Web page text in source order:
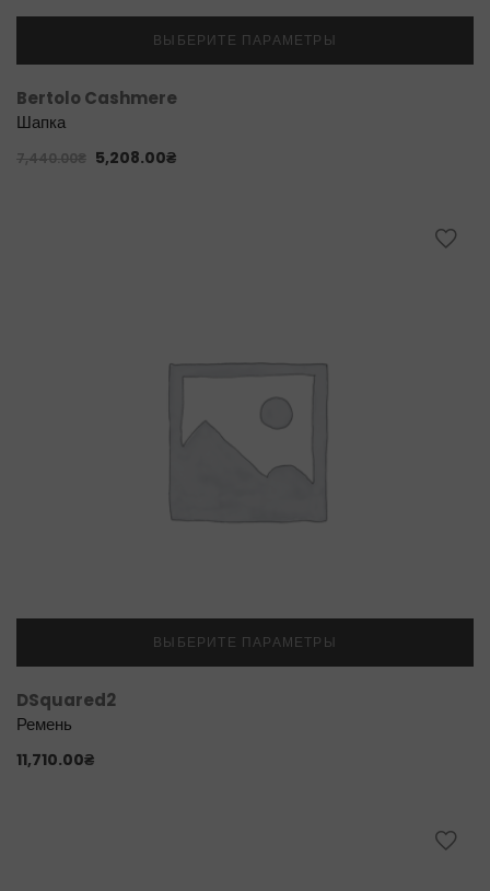
ВЫБЕРИТЕ ПАРАМЕТРЫ
Bertolo Cashmere
Шапка
7,440.00₴ 5,208.00₴
ВЫБЕРИТЕ ПАРАМЕТРЫ
DSquared2
Ремень
11,710.00₴